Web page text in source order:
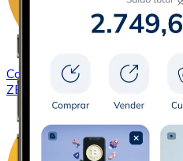
Comprar ZCash
com
ZEC